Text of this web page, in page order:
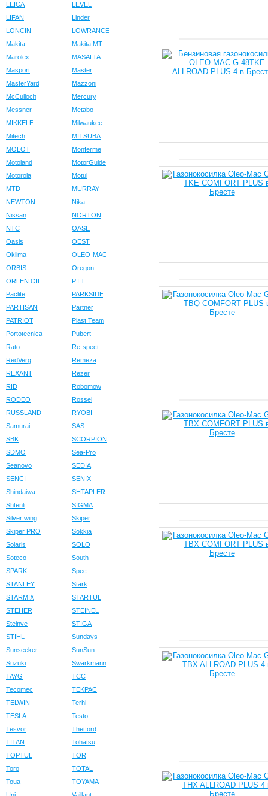
LEICA
LEVEL
LIFAN
Linder
LONCIN
LOWRANCE
Makita
Makita MT
Marolex
MASALTA
Masport
Master
MasterYard
Mazzoni
McCulloch
Mercury
Messner
Metabo
MIKKELE
Milwaukee
Mitech
MITSUBA
MOLOT
Monferme
Motoland
MotorGuide
Motorola
Motul
MTD
MURRAY
NEWTON
Nika
Nissan
NORTON
NTC
OASE
Oasis
OEST
Oklima
OLEO-MAC
ORBIS
Oregon
ORLEN OIL
P.I.T.
Paclite
PARKSIDE
PARTISAN
Partner
PATRIOT
Plast Team
Portotecnica
Pubert
Rato
Re-spect
RedVerg
Remeza
REXANT
Rezer
RID
Robomow
RODEO
Rossel
RUSSLAND
RYOBI
Samurai
SAS
SBK
SCORPION
SDMO
Sea-Pro
Seanovo
SEDIA
SENCI
SENIX
Shindaiwa
SHTAPLER
Shtenli
SIGMA
Silver wing
Skiper
Skiper PRO
Sokkia
Solaris
SOLO
Soteco
South
SPARK
Spec
STANLEY
Stark
STARMIX
STARTUL
STEHER
STEINEL
Steinve
STIGA
STIHL
Sundays
Sunseeker
SunSun
Suzuki
Swarkmann
TAYG
TCC
Tecomec
TEKPAC
TELWIN
Terhi
TESLA
Testo
Tesvor
Thetford
TITAN
Tohatsu
TOPTUL
TOR
Toro
TOTAL
Toua
TOYAMA